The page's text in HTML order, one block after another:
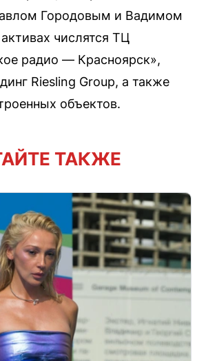
Городовым и Вадимом
числятся ТЦ
радио — Красноярск»,
Riesling Group, а также
объектов.
ТАКЖЕ